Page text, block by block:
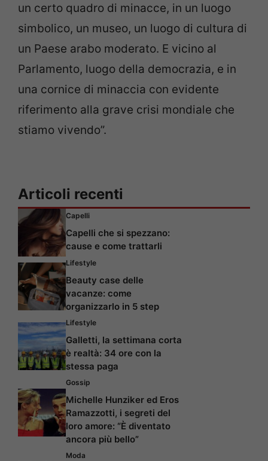
un certo quadro di minacce, in un luogo
simbolico, un museo, un luogo di cultura di
un Paese arabo moderato. E vicino al
Parlamento, luogo della democrazia, e in
una cornice di minaccia con evidente
riferimento alla grave crisi mondiale che
stiamo vivendo”.
Articoli recenti
Capelli
Capelli che si spezzano:
cause e come trattarli
Lifestyle
Beauty case delle
vacanze: come
organizzarlo in 5 step
Lifestyle
Galletti, la settimana corta
è realtà: 34 ore con la
stessa paga
Gossip
Michelle Hunziker ed Eros
Ramazzotti, i segreti del
loro amore: “È diventato
ancora più bello”
Moda